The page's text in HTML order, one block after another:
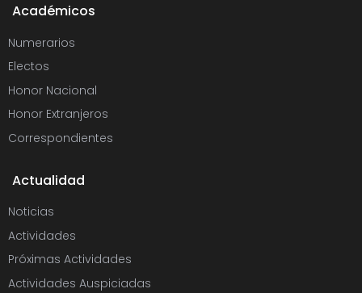
Académicos
Numerarios
Electos
Honor Nacional
Honor Extranjeros
Correspondientes
Actualidad
Noticias
Actividades
Próximas Actividades
Actividades Auspiciadas